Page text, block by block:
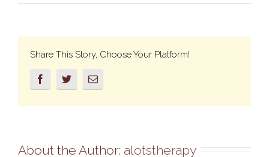
Share This Story, Choose Your Platform!
About the Author: alotstherapy